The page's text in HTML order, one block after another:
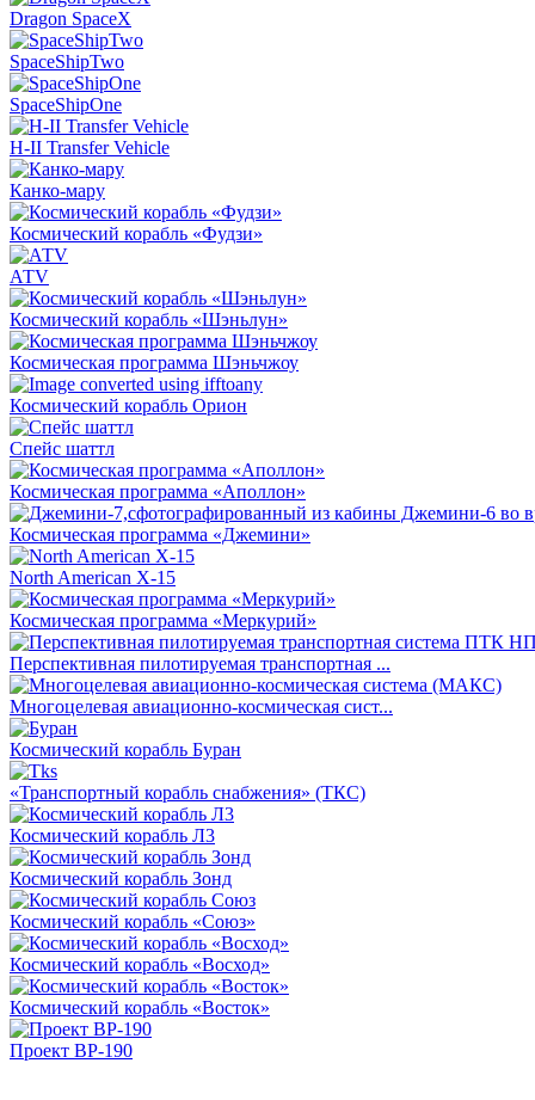
Dragon SpaceX
SpaceShipTwo
SpaceShipOne
H-II Transfer Vehicle
Канко-мару
Космический корабль «Фудзи»
АТV
Космический корабль «Шэньлун»
Космическая программа Шэньчжоу
Космический корабль Орион
Спейс шаттл
Космическая программа «Аполлон»
Космическая программа «Джемини»
North American X-15
Космическая программа «Меркурий»
Перспективная пилотируемая транспортная ...
Многоцелевая авиационно-космическая сист...
Космический корабль Буран
«Транспортный корабль снабжения» (ТКС)
Космический корабль Л3
Космический корабль Зонд
Космический корабль «Союз»
Космический корабль «Восход»
Космический корабль «Восток»
Проект ВР-190